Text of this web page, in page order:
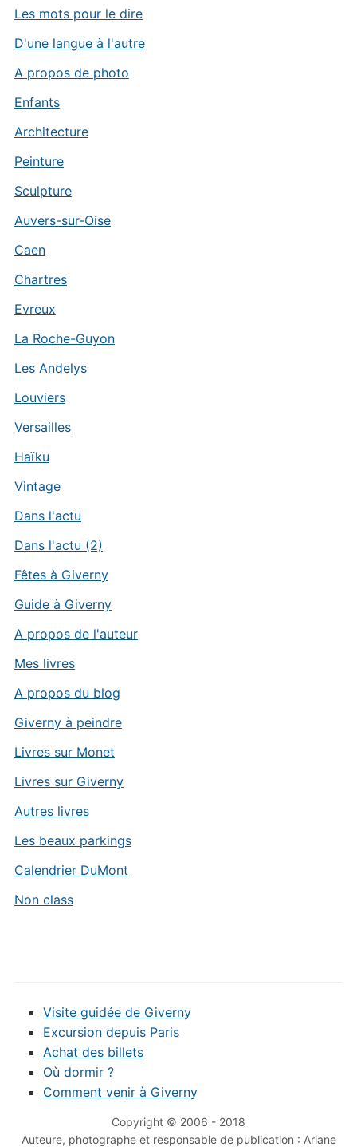
Les mots pour le dire
D'une langue à l'autre
A propos de photo
Enfants
Architecture
Peinture
Sculpture
Auvers-sur-Oise
Caen
Chartres
Evreux
La Roche-Guyon
Les Andelys
Louviers
Versailles
Haïku
Vintage
Dans l'actu
Dans l'actu (2)
Fêtes à Giverny
Guide à Giverny
A propos de l'auteur
Mes livres
A propos du blog
Giverny à peindre
Livres sur Monet
Livres sur Giverny
Autres livres
Les beaux parkings
Calendrier DuMont
Non class
Visite guidée de Giverny
Excursion depuis Paris
Achat des billets
Où dormir ?
Comment venir à Giverny
Copyright © 2006 - 2018
Auteure, photographe et responsable de publication : Ariane